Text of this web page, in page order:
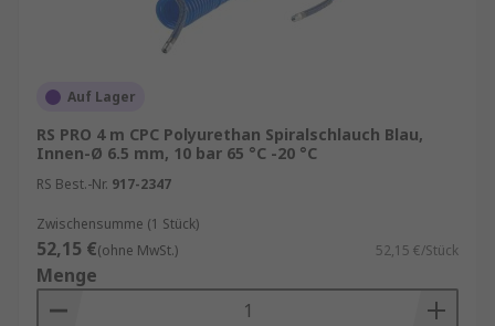
Auf Lager
RS PRO 4 m CPC Polyurethan Spiralschlauch Blau,
Innen-Ø 6.5 mm, 10 bar 65 °C -20 °C
RS Best.-Nr. 917-2347
Zwischensumme (1 Stück)
52,15 €(ohne MwSt.) 52,15 €/Stück
Menge